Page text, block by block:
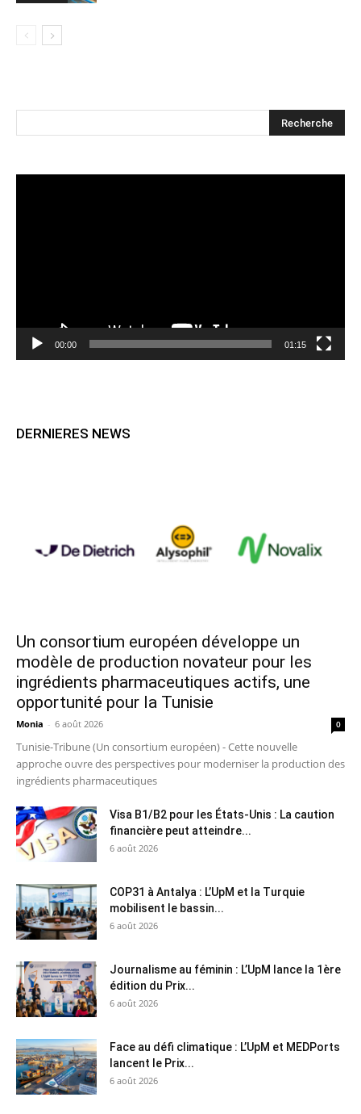
00:00 01:15
DERNIERES NEWS
Un consortium européen développe un
modèle de production novateur pour les
ingrédients pharmaceutiques actifs, une
opportunité pour la Tunisie
Monia - 6 août 2026 0
Tunisie-Tribune (Un consortium européen) - Cette nouvelle
approche ouvre des perspectives pour moderniser la production des
ingrédients pharmaceutiques
Visa B1/B2 pour les États-Unis : La caution
financière peut atteindre...
6 août 2026
COP31 à Antalya : L’UpM et la Turquie
mobilisent le bassin...
6 août 2026
Journalisme au féminin : L’UpM lance la 1ère
édition du Prix...
6 août 2026
Face au défi climatique : L’UpM et MEDPorts
lancent le Prix...
6 août 2026